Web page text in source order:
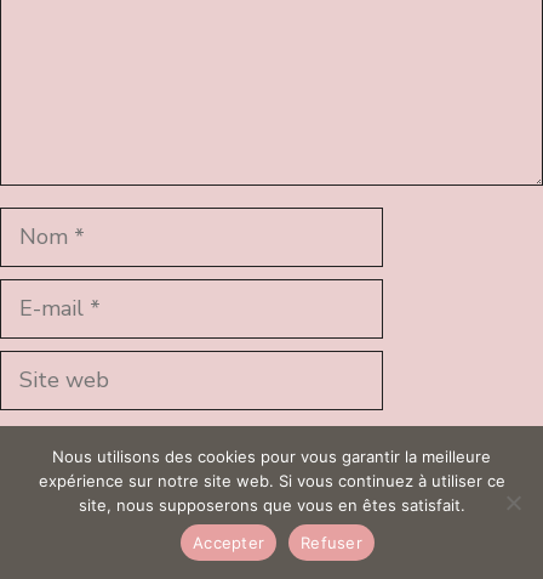
Nom
Site
le navigateur pour mon prochain commentaire.
Nous utilisons des cookies pour vous garantir la meilleure
expérience sur notre site web. Si vous continuez à utiliser ce
site, nous supposerons que vous en êtes satisfait.
Accepter
Refuser